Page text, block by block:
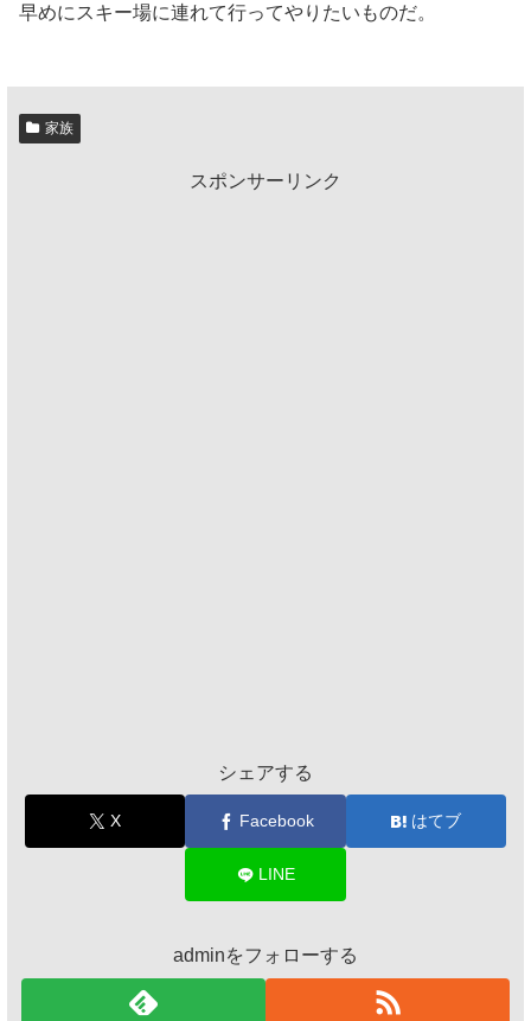
早めにスキー場に連れて行ってやりたいものだ。
家族
スポンサーリンク
シェアする
X Facebook はてブ
LINE
adminをフォローする